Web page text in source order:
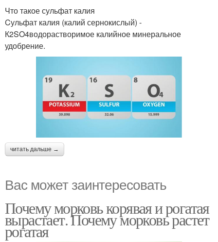
Что такое сульфат калия
Cульфат калия (калий сернокислый) -
К2SO4водорастворимое калийное минеральное
удобрение.
читать дальше →
Вас может заинтересовать
Почему морковь корявая и рогатая
вырастает. Почему морковь растет
рогатая